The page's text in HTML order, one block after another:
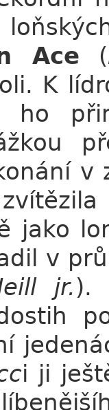
Ace (
K
ho
v
jako
v
jr.
i ji